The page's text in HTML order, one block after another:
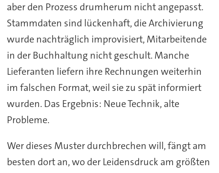
aber den Prozess drumherum nicht angepasst.
Stammdaten sind lückenhaft, die Archivierung
wurde nachträglich improvisiert, Mitarbeitende
in der Buchhaltung nicht geschult. Manche
Lieferanten liefern ihre Rechnungen weiterhin
im falschen Format, weil sie zu spät informiert
wurden. Das Ergebnis: Neue Technik, alte
Probleme.
Wer dieses Muster durchbrechen will, fängt am
besten dort an, wo der Leidensdruck am größten